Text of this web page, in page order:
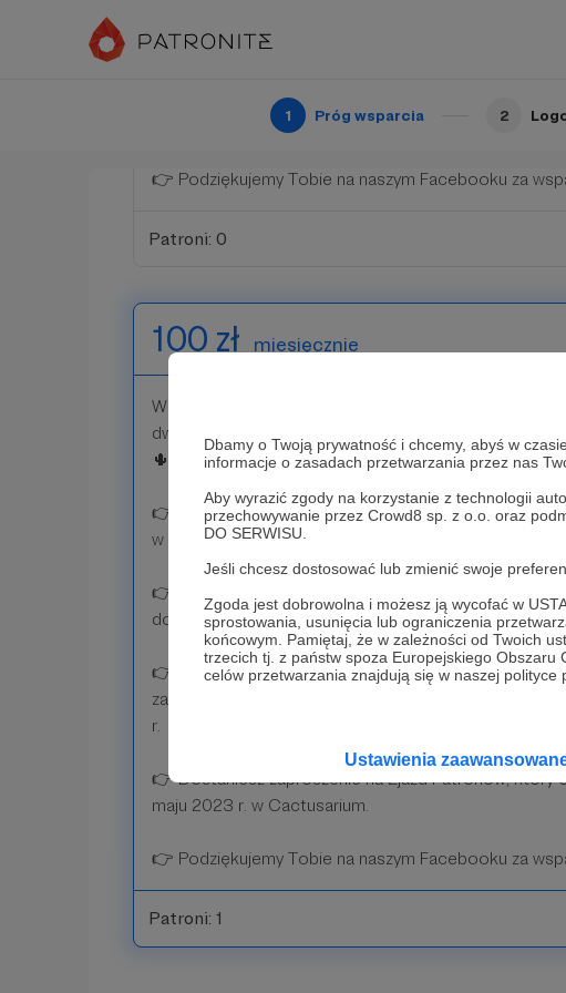
Dbamy o Twoją prywatność i chcemy, abyś w
informacje o zasadach przetwarzania przez nas
Aby wyrazić zgody na korzystanie z technologii
przechowywanie przez Crowd8 sp. z o.o. oraz
DO SERWISU.
Jeśli chcesz dostosować lub zmienić swoje
Zgoda jest dobrowolna i możesz ją wycofać w
sprostowania, usunięcia lub ograniczenia
końcowym. Pamiętaj, że w zależności od Twoich
trzecich tj. z państw spoza Europejskiego Obszaru
celów przetwarzania znajdują się w naszej polityce
Ustawienia
1 Próg wsparcia 2
r.
👉 Dostaniesz zaproszenie na Zjazd Patronów, który
maju 2023 r. w Cactusarium.
👉 Podziękujemy Tobie na naszym Facebooku za
Patroni: 0
100 zł miesięcznie
Wspierając nas kwotą 100 zł przyczyniasz się do
dwudziestu rzadkich taksonów
🌵🌵🌵!
👉 Zostaniesz patronem wybranego przez Ciebie
w Cactusarium stosowną tabliczkę z Twoimi danymi.
👉 Otrzymasz bezpłatny całoroczny wstęp do
do 5 osób.
👉 Otrzymasz w prezencie jedną siewkę kaktusa
zaleceniami jak ją dalej pielęgnować. Siewki będą
r.
👉 Dostaniesz zaproszenie na Zjazd Patronów, który
maju 2023 r. w Cactusarium.
👉 Podziękujemy Tobie na naszym Facebooku za
Patroni: 1